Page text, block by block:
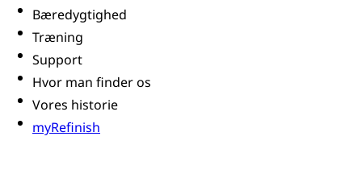
Bæredygtighed
Træning
Support
Hvor man finder os
Vores historie
myRefinish